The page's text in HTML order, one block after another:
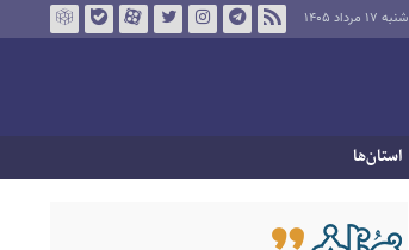
شنبه ۱۷ مرداد ۱۴۰۵
استان‌ها